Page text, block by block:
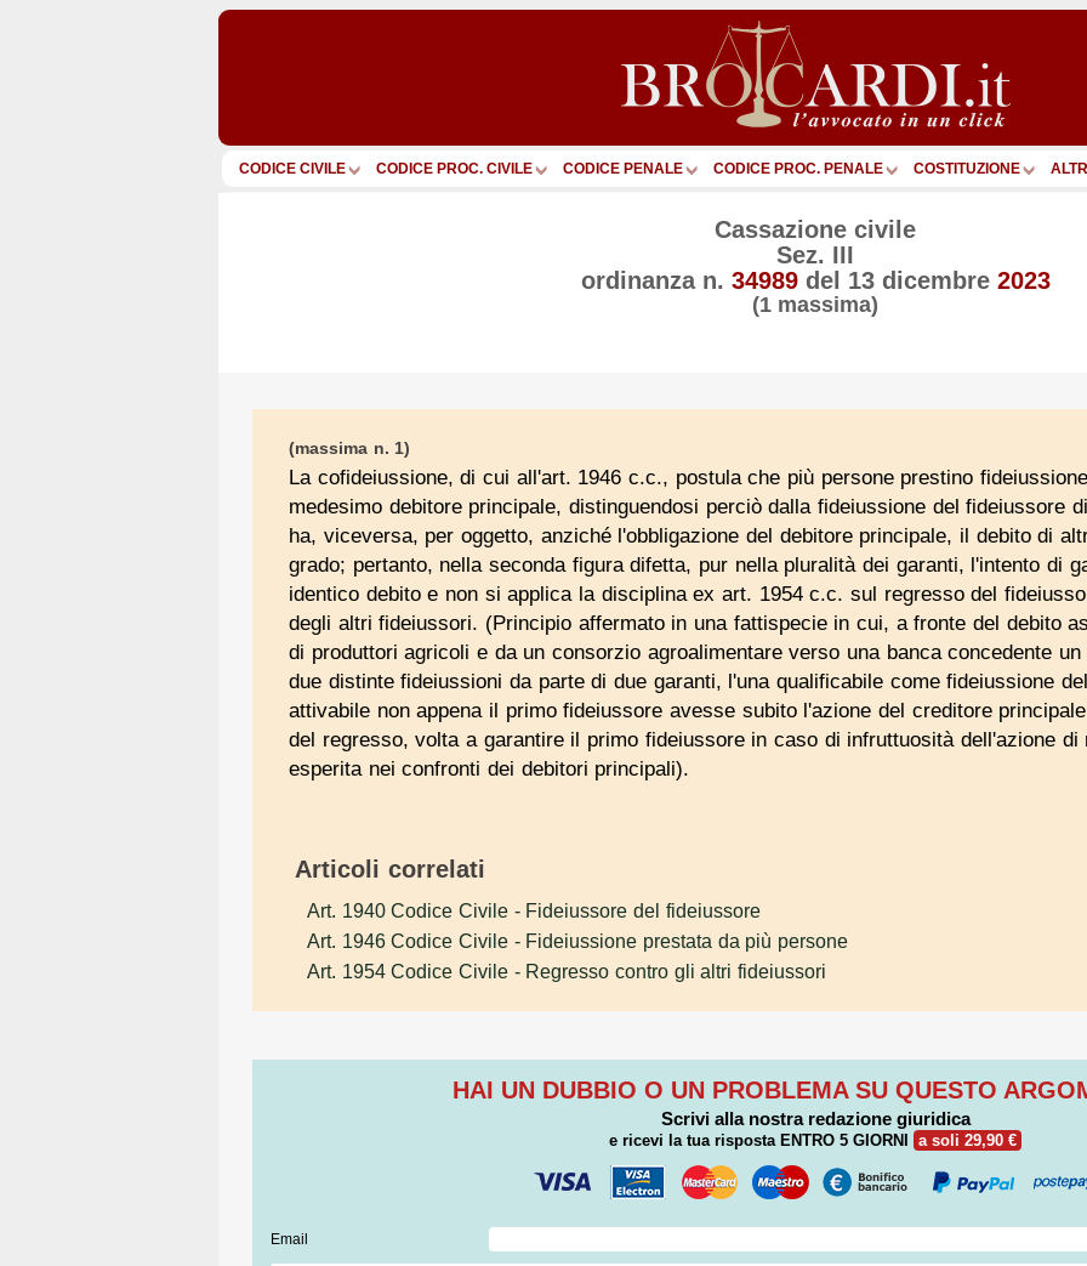
CODICE CIVILE CODICE PROC. CIVILE CODICE PENALE CODICE PROC. PENALE COSTITUZIONE ALTRI
Cassazione civile
Sez. III
ordinanza n. 34989 del 13 dicembre 2023
(1 massima)
(massima n. 1)
La cofideiussione, di cui all'art. 1946 c.c., postula che più persone prestino
medesimo debitore principale, distinguendosi perciò dalla fideiussione del fideiussore
ha, viceversa, per oggetto, anziché l'obbligazione del debitore principale, il debito di
grado; pertanto, nella seconda figura difetta, pur nella pluralità dei garanti, l'intento di
identico debito e non si applica la disciplina ex art. 1954 c.c. sul regresso del
degli altri fideiussori. (Principio affermato in una fattispecie in cui, a fronte del debito
di produttori agricoli e da un consorzio agroalimentare verso una banca concedente
due distinte fideiussioni da parte di due garanti, l'una qualificabile come fideiussione
attivabile non appena il primo fideiussore avesse subito l'azione del creditore
del regresso, volta a garantire il primo fideiussore in caso di infruttuosità dell'azione di
esperita nei confronti dei debitori principali).
Articoli correlati
Art. 1940 Codice Civile - Fideiussore del fideiussore
Art. 1946 Codice Civile - Fideiussione prestata da più persone
Art. 1954 Codice Civile - Regresso contro gli altri fideiussori
HAI UN DUBBIO O UN PROBLEMA SU QUESTO
Scrivi alla nostra redazione giuridica
e ricevi la tua risposta ENTRO 5 GIORNI a soli 29,90 €
Email